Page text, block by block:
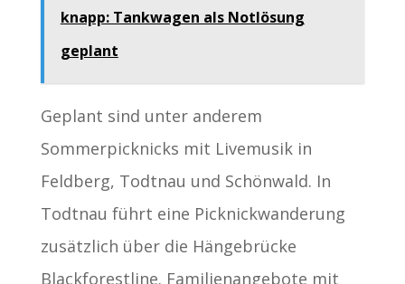
knapp: Tankwagen als Notlösung
geplant
Geplant sind unter anderem
Sommerpicknicks mit Livemusik in
Feldberg, Todtnau und Schönwald. In
Todtnau führt eine Picknickwanderung
zusätzlich über die Hängebrücke
Blackforestline. Familienangebote mit